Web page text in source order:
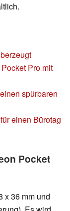
Pro mit
spürbaren
einen Bürotag
Pocket
x 36 mm und